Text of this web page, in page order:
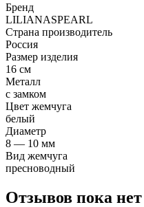
Бренд
LILIANASPEARL
Страна производитель
Россия
Размер изделия
16 см
Металл
с замком
Цвет жемчуга
белый
Диаметр
8 — 10 мм
Вид жемчуга
пресноводный
Отзывов пока